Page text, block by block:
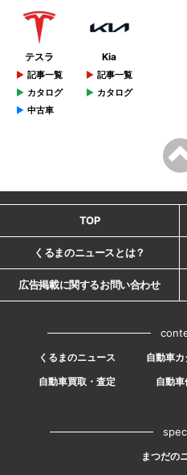
テスラ
記事一覧
カタログ
中古車
Kia
記事一覧
カタログ
TOP
くるまのニュースとは？
広告掲載に関するお問い合わせ
くるまのニュース 自動車
自動車買取・査定
自動車
まつだの